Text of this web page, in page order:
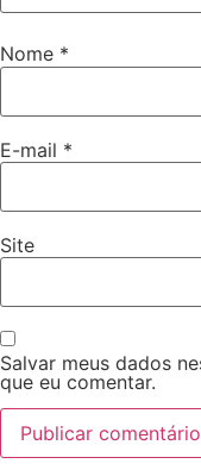
Nome *
E-mail *
Site
Salvar meus dados
que eu comentar.